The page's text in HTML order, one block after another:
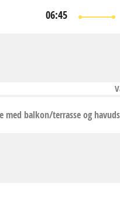
06:45
med balkon/terrasse og